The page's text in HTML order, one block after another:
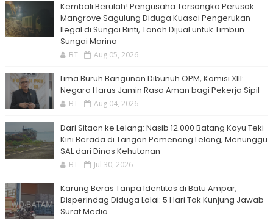
Kembali Berulah! Pengusaha Tersangka Perusak
Mangrove Sagulung Diduga Kuasai Pengerukan
Ilegal di Sungai Binti, Tanah Dijual untuk Timbun
Sungai Marina
BT Aug 05, 2026
Lima Buruh Bangunan Dibunuh OPM, Komisi XIII:
Negara Harus Jamin Rasa Aman bagi Pekerja Sipil
BT Aug 04, 2026
Dari Sitaan ke Lelang: Nasib 12.000 Batang Kayu Teki
Kini Berada di Tangan Pemenang Lelang, Menunggu
SAL dari Dinas Kehutanan
BT Jul 30, 2026
Karung Beras Tanpa Identitas di Batu Ampar,
Disperindag Diduga Lalai: 5 Hari Tak Kunjung Jawab
Surat Media